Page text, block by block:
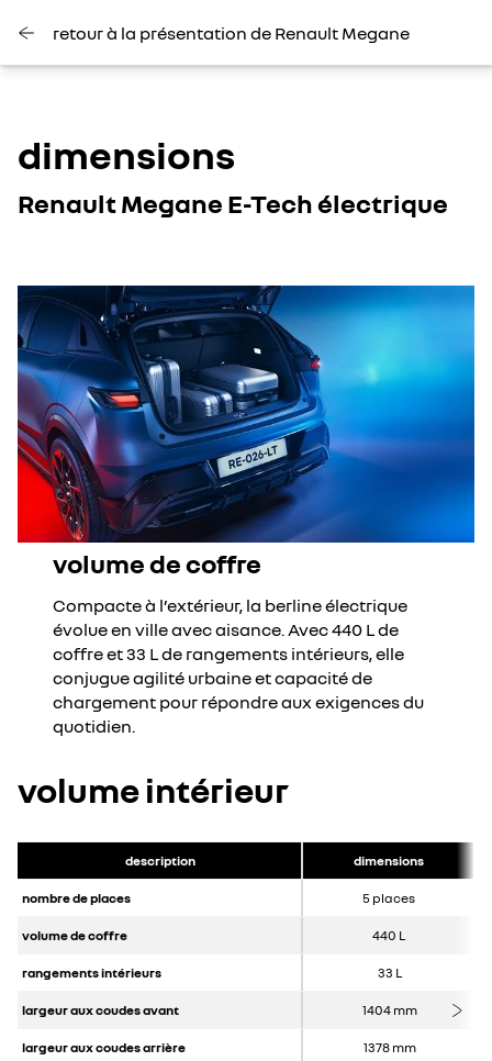
retour à la présentation de Renault Megane
dimensions
Renault Megane E-Tech électrique
volume de coffre
Compacte à l’extérieur, la berline électrique
évolue en ville avec aisance. Avec 440 L de
coffre et 33 L de rangements intérieurs, elle
conjugue agilité urbaine et capacité de
chargement pour répondre aux exigences du
quotidien.
volume intérieur
description dimensions
nombre de places 5 places
volume de coffre 440 L
rangements intérieurs 33 L
largeur aux coudes avant 1404 mm
largeur aux coudes arrière 1378 mm